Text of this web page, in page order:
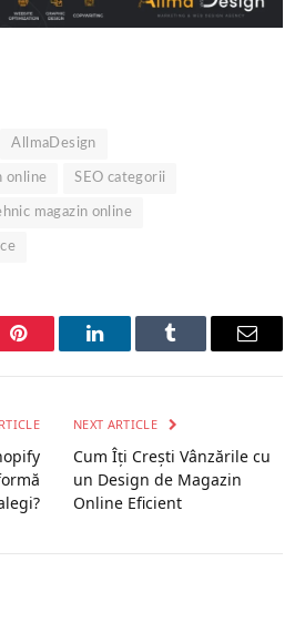
AllmaDesign
online SEO categorii
magazin online
Pinterest LinkedInTumblr Email
NEXT ARTICLE
Cum Îți Crești Vânzările cu
un Design de Magazin
Online Eficient